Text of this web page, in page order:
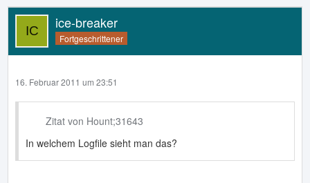
ice-breaker
Fortgeschrittener
16. Februar 2011 um 23:51
Zitat von Hount;31643
In welchem Logfile sieht man das?